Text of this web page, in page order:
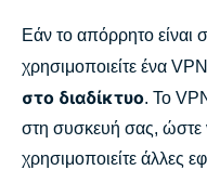
Εάν το απόρρητο είναι
χρησιμοποιείτε ένα VPN
στο διαδίκτυο. Το
στη συσκευή σας, ώστε
χρησιμοποιείτε άλλες